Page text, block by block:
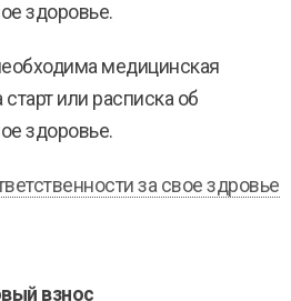
здоровье.
медицинская
или расписка об
здоровье.
за свое здровье
взнос